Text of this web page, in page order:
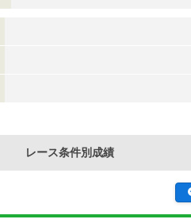
レース条件別成績